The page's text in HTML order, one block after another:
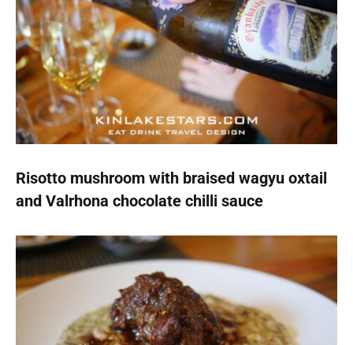
Risotto mushroom with braised wagyu oxtail
and Valrhona chocolate chilli sauce